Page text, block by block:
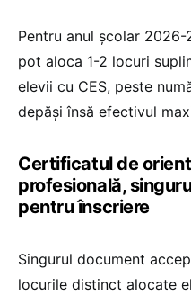
Pentru anul școlar
pot aloca 1-2 locuri
elevii cu CES, peste
depăși însă efectivul
Certificatul de
profesională,
pentru înscriere
Singurul document
locurile distinct alocate